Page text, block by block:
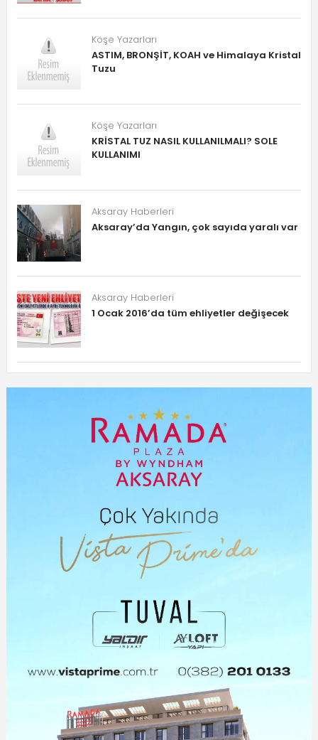
Köşe Yazarları
ASTIM, BRONŞİT, KOAH ve Himalaya Kristal
Tuzu
Köşe Yazarları
KRİSTAL TUZ NASIL KULLANILMALI? SOLE
KULLANIMI
Aksaray Haberleri
Aksaray’da Yangın, çok sayıda yaralı var
Aksaray Haberleri
1 Ocak 2016’da tüm ehliyetler değişecek